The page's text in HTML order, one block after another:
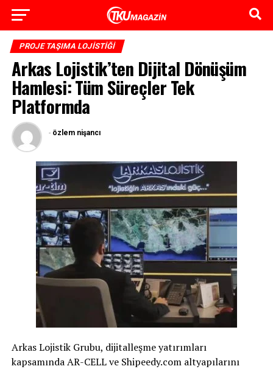
PROJE TAŞIMA LOJISTIĞI
Arkas Lojistik’ten Dijital Dönüşüm
Hamlesi: Tüm Süreçler Tek
Platformda
- özlem nişancı
Arkas Lojistik Grubu, dijitalleşme yatırımları
kapsamında AR-CELL ve Shipeedy.com altyapılarını